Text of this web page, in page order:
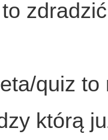
quiz
którą